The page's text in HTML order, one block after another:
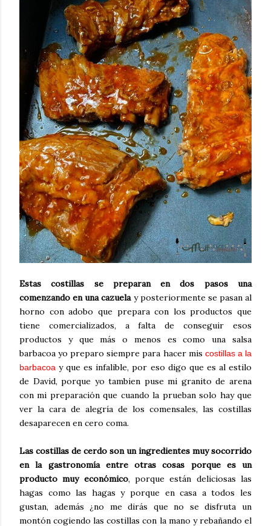
Estas costillas se preparan en dos pasos una
comenzando en una cazuelay posteriormente se pasan al
horno con adobo que prepara con los productos que
tiene comercializados, a falta de conseguir esos
productos y que más o menos es como una salsa
barbacoa yo preparo siempre para hacer mis costillas a la
barbacoa y que es infalible, por eso digo que es al estilo
de David, porque yo tambien puse mi granito de arena
con mi preparación que cuando la prueban solo hay que
ver la cara de alegría de los comensales, las costillas
desaparecen en cero coma.
Las costillas de cerdo son un ingredientes muy socorrido
en la gastronomía entre otras cosas porque es un
producto muy económico, porque están deliciosas las
hagas como las hagas y porque en casa a todos les
gustan, además ¿no me dirás que no se disfruta un
montón cogiendo las costillas con la mano y rebañando el